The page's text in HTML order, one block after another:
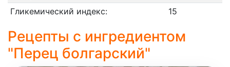
Соусы
На ужин
Мультиварка
Мясорубка
Гликемический индекс:
15
Рецепты с ингредиентом
"Перец болгарский"